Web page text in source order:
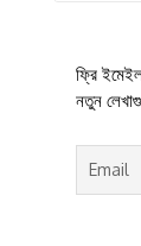
ফ্রি
নতুন